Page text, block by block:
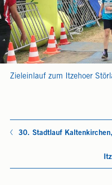
Zieleinlauf zum Itzehoer
30. Stadtlauf